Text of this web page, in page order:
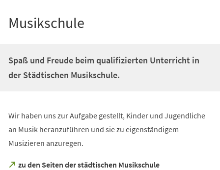
Musikschule
Spaß und Freude beim qualifizierten Unterricht in
der Städtischen Musikschule.
Wir haben uns zur Aufgabe gestellt, Kinder und Jugendliche
an Musik heranzuführen und sie zu eigenständigem
Musizieren anzuregen.
zu den Seiten der städtischen Musikschule
(Öffnet